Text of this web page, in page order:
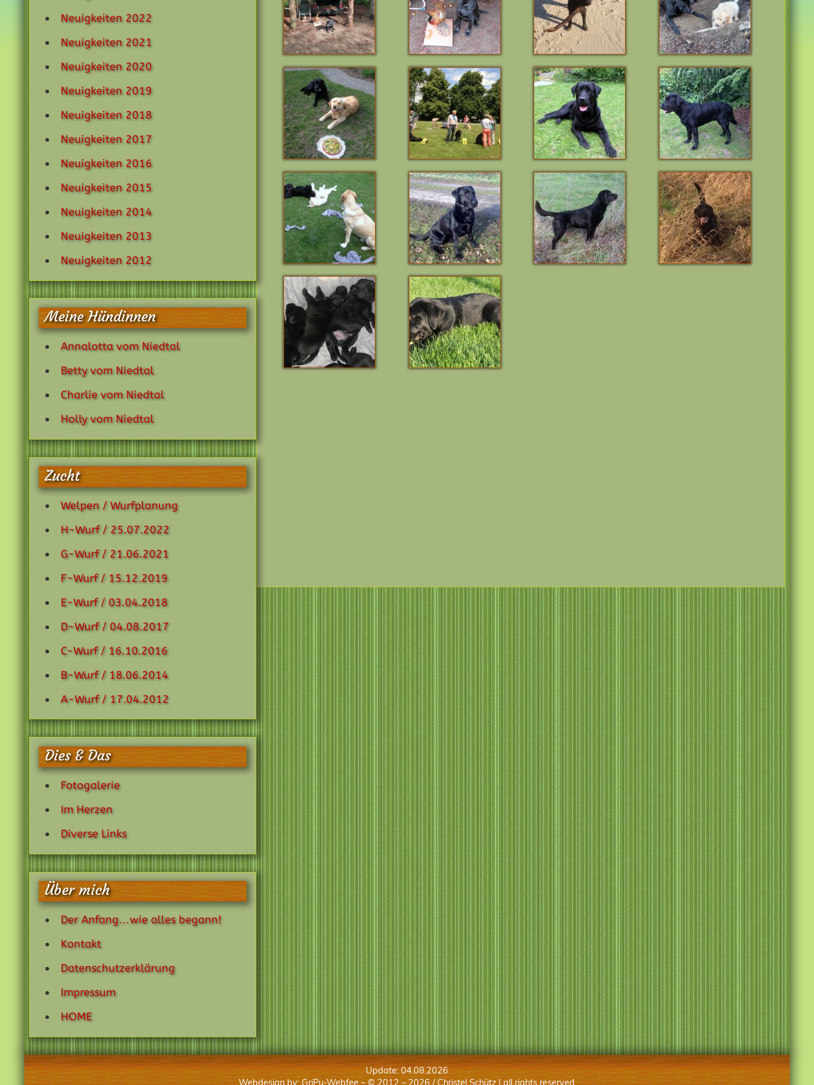
Neuigkeiten 2022
Neuigkeiten 2021
Neuigkeiten 2020
Neuigkeiten 2019
Neuigkeiten 2018
Neuigkeiten 2017
Neuigkeiten 2016
Neuigkeiten 2015
Neuigkeiten 2014
Neuigkeiten 2013
Neuigkeiten 2012
Meine Hündinnen
Annalotta vom Niedtal
Betty vom Niedtal
Charlie vom Niedtal
Holly vom Niedtal
Zucht
Welpen / Wurfplanung
H-Wurf / 25.07.2022
G-Wurf / 21.06.2021
F-Wurf / 15.12.2019
E-Wurf / 03.04.2018
D-Wurf / 04.08.2017
C-Wurf / 16.10.2016
B-Wurf / 18.06.2014
A-Wurf / 17.04.2012
Dies & Das
Fotogalerie
Im Herzen
Diverse Links
Über mich
Der Anfang…wie alles begann!
Kontakt
Datenschutzerklärung
Impressum
HOME
Update: 04.08.2026